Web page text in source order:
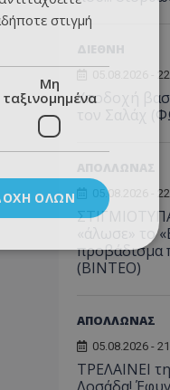
05.08.2026 -
Υποδοχή
τον Σαλάχ
05.08.2026 -
«άλωσε» το
προβάδισμα
(ΒΙΝΤΕΟ)
ΑΠΟΛΛΩΝΑΣ
05.08.2026 -
ΤΡΕΛΑΙΝΕΙ
στιγμή
Μη
ταξινομημένα
ΌΛΩΝ